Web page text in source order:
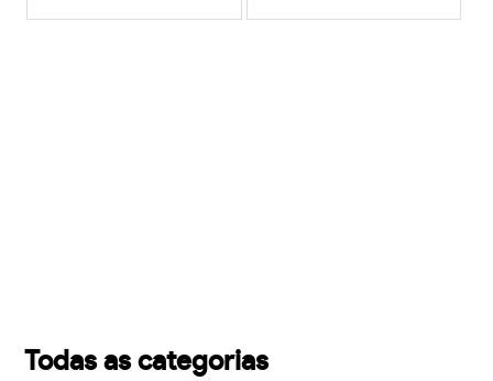
Todas as categorias